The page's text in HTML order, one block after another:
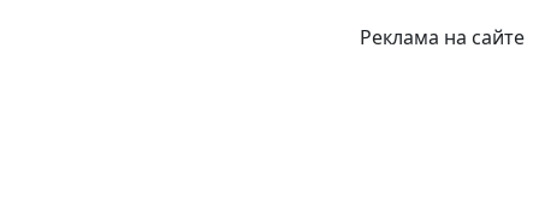
Реклама на сайте